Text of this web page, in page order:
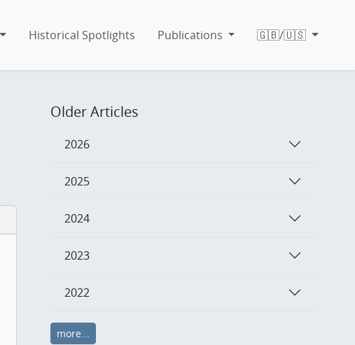
Historical Spotlights Publications 🇬🇧/🇺🇸
Older Articles
2026
2025
2024
2023
2022
more...